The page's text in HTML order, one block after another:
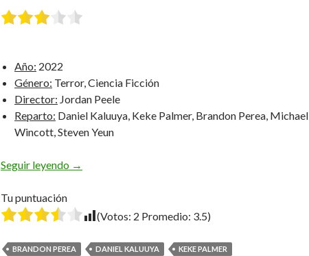
Año: 2022
Género: Terror, Ciencia Ficción
Director: Jordan Peele
Reparto: Daniel Kaluuya, Keke Palmer, Brandon Perea, Michael
Wincott, Steven Yeun
Seguir leyendo Nope
→
Tu puntuación
(Votos: 2 Promedio: 3.5)
BRANDON PEREA DANIEL KALUUYA
KEKE PALMER